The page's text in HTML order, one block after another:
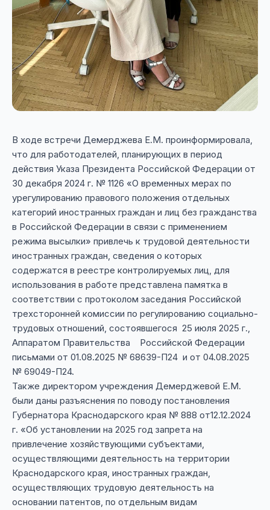
В ходе встречи Демерджева Е.М. проинформировала,
что для работодателей, планирующих в период
действия Указа Президента Российской Федерации от
30 декабря 2024 г. № 1126 «О временных мерах по
урегулированию правового положения отдельных
категорий иностранных граждан и лиц без гражданства
в Российской Федерации в связи с применением
режима высылки» привлечь к трудовой деятельности
иностранных граждан, сведения о которых
содержатся в реестре контролируемых лиц, для
использования в работе представлена памятка в
соответствии с протоколом заседания Российской
трехсторонней комиссии по регулированию социально-
трудовых отношений, состоявшегося 25 июля 2025 г.,
Аппаратом Правительства Российской Федерации
письмами от 01.08.2025 № 68639-П24 и от 04.08.2025
№ 69049-П24.
Также директором учреждения Демерджевой Е.М.
были даны разъяснения по поводу постановления
Губернатора Краснодарского края № 888 от12.12.2024
г. «Об установлении на 2025 год запрета на
привлечение хозяйствующими субъектами,
осуществляющими деятельность на территории
Краснодарского края, иностранных граждан,
осуществляющих трудовую деятельность на
основании патентов, по отдельным видам